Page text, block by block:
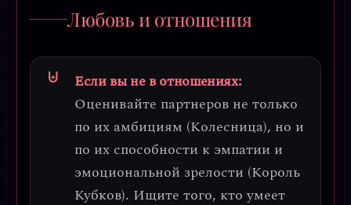
Любовь и отношения
Если вы не в отношениях:
Оценивайте партнеров не только
по их амбициям (Колесница), но и
по их способности к эмпатии и
эмоциональной зрелости (Король
Кубков). Ищите того, кто умеет